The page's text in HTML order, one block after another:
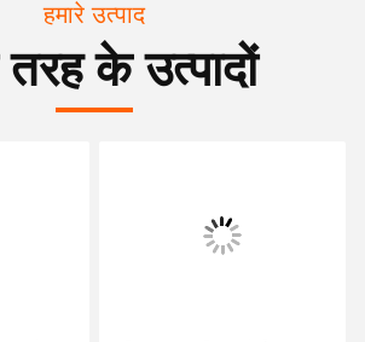
हमारे उत्पाद
के उत्पादों